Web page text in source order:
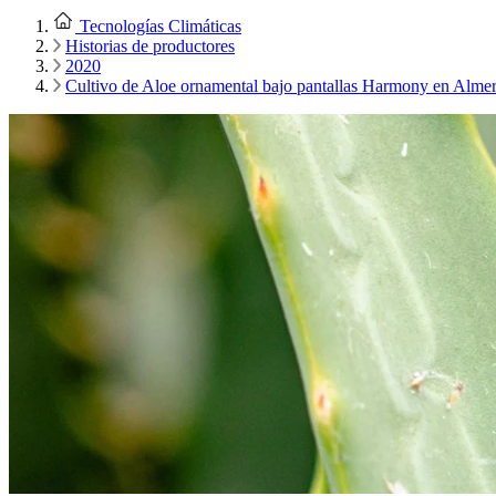
Tecnologías Climáticas
Historias de productores
2020
Cultivo de Aloe ornamental bajo pantallas Harmony en